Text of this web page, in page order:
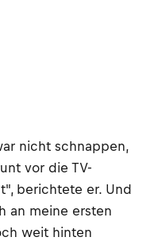
nicht schnappen,
vor die TV-
berichtete er. Und
an meine ersten
weit hinten